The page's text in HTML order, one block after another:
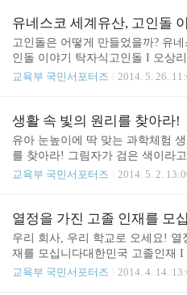
이 함께 요리하고 식사하면서 대화
유대감을 높이고 자연스럽게 밥상
는 방법을 익힐 수 있도록 구성한
다...
쁜 삶을 살아가다 보면 우리가 분단
는 것을 잊어버릴 때가 많습니다.
사건, 핵실험 위협과 최근에 있었던
는 것 같아요. 하지만 지금의 청소
보 의식과 통일에 대한 강한 의지의
강조해도 지나치지 않습니다. 안보
뭔가 딱딱하고 접근하기 어렵다는
유네스코 세계유산, 고인돌
고인돌은 어떻게 만들었을까? 유
인돌 이야기 탁자식고인돌 I 오상
코세계문화유산 I 강화역사박물관
나 지배자의 권위를 나타내는 상징
습니다. 당시의 사회구조나 정치체
엿볼 수 있다는 점에서 무덤은 늘
가치가 높은 유적입니다. 이렇게 중
다는 사실을 저도 최근에 알았어요.
라고 부를만하죠? 우리나라의 고인
도 그 가치를 인정받아 고인돌 중
세계유산으로 등재..
교육부 국민서포터즈 2014. 5. 26.
생활 속 빛의 원리를 찾아라!
유아 눈높이에 딱 맞는 과학체험
를 찾아라! 그림자가 검은 색이라
누구냐! I 빛의 마술에 빠져볼까?초
하는 것.""그림자는?""빛이 통과하
는 어두운 부분이지." 과학 시간에
이 술술 나옵니다. 그럼 학교에 들
과학의 원리에 대해 정확히 이해하
교육부 국민서포터즈 2014. 5. 2.
열정을 가진 고졸 인재를 모
우리 회사, 우리 학교로 오세요! 열
재를 모십니다대한민국 고졸인재
채용설명회 I JOB CONCERT I 특
교육부 국민서포터즈 2014. 4. 14.